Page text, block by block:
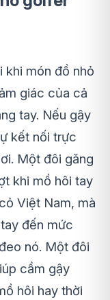
khi món đồ nhỏ
giác của cả
tay. Nếu gậy
kết nối trực
Một đôi găng
khi mồ hôi tay
Việt Nam, mà
đến mức
nó. Một đôi
cầm gậy
hôi hay thời